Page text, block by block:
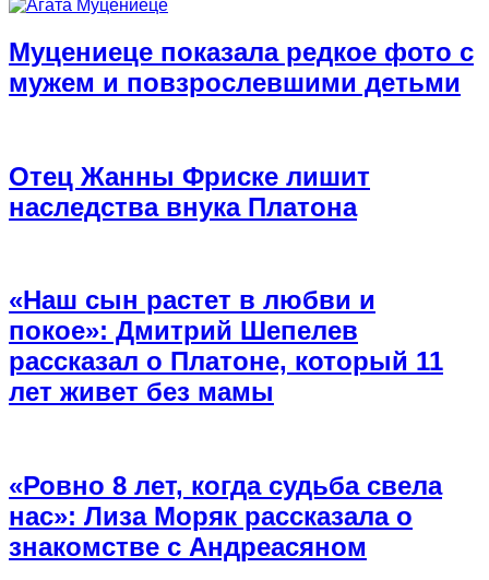
Муцениеце показала редкое фото с
мужем и повзрослевшими детьми
Отец Жанны Фриске лишит
наследства внука Платона
«Наш сын растет в любви и
покое»: Дмитрий Шепелев
рассказал о Платоне, который 11
лет живет без мамы
«Ровно 8 лет, когда судьба свела
нас»: Лиза Моряк рассказала о
знакомстве с Андреасяном